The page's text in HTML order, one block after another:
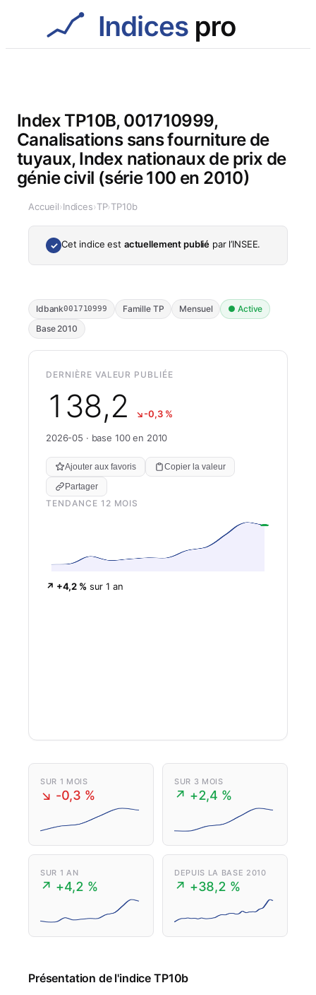
Index TP10B, 001710999,
Canalisations sans fourniture de
tuyaux, Index nationaux de prix de
génie civil (série 100 en 2010)
Accueil›Indices›TP›TP10b
✓ Cet indice est actuellement publié par l’INSEE.
Idbank001710999 Famille TP Mensuel
● Active
Base 2010
DERNIÈRE VALEUR PUBLIÉE
138,2 ↘-0,3 %
2026-05 · base 100 en 2010
Ajouter aux favoris
Copier la valeur
Partager
TENDANCE 12 MOIS
↗ +4,2 % sur 1 an
SUR 1 MOIS
↘ -0,3 %
SUR 3 MOIS
↗ +2,4 %
SUR 1 AN
↗ +4,2 %
DEPUIS LA BASE 2010
↗ +38,2 %
Présentation de l'indice TP10b